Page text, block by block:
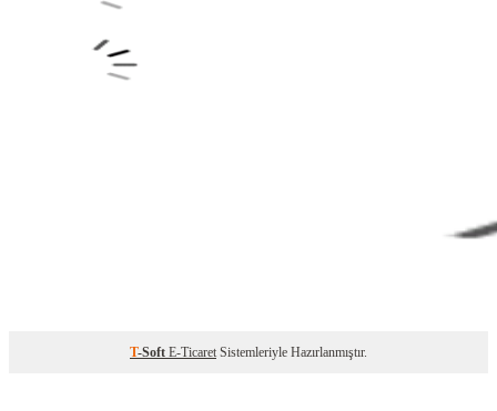
T-Soft E-Ticaret Sistemleriyle Hazırlanmıştır.